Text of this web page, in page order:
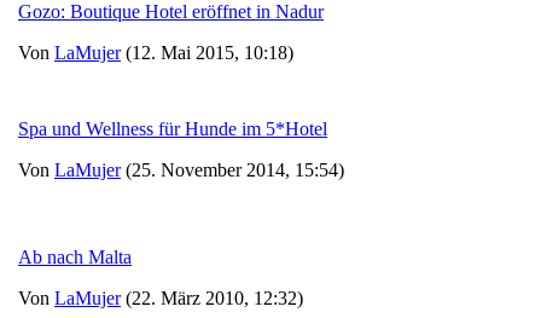
Gozo: Boutique Hotel eröffnet in Nadur
Von LaMujer(12. Mai 2015, 10:18)
Spa und Wellness für Hunde im 5*Hotel
Von LaMujer(25. November 2014, 15:54)
Ab nach Malta
Von LaMujer(22. März 2010, 12:32)